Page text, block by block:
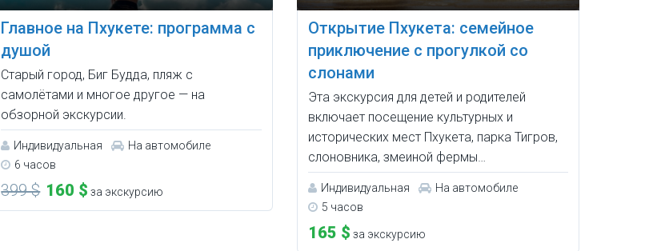
Главное на Пхукете: программа с
душой
Старый город, Биг Будда, пляж с
самолётами и многое другое — на
обзорной экскурсии.
Индивидуальная
На автомобиле
6 часов
399 $ 160 $ за экскурсию
Открытие Пхукета: семейное
приключение с прогулкой со
слонами
Эта экскурсия для детей и родителей
включает посещение культурных и
исторических мест Пхукета, парка Тигров,
слоновника, змеиной фермы…
Индивидуальная
На автомобиле
5 часов
165 $ за экскурсию